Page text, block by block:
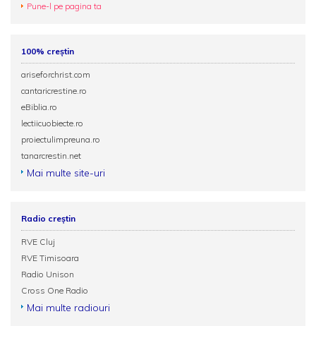
Pune-l pe pagina ta
100% creștin
ariseforchrist.com
cantaricrestine.ro
eBiblia.ro
lectiicuobiecte.ro
proiectulimpreuna.ro
tanarcrestin.net
Mai multe site-uri
Radio creștin
RVE Cluj
RVE Timisoara
Radio Unison
Cross One Radio
Mai multe radiouri